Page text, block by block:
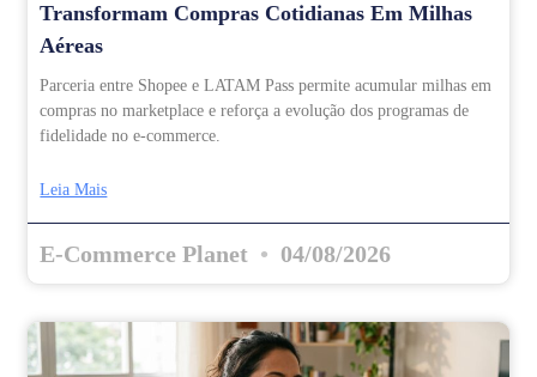
Transformam Compras Cotidianas Em Milhas
Aéreas
Parceria entre Shopee e LATAM Pass permite acumular milhas em
compras no marketplace e reforça a evolução dos programas de
fidelidade no e-commerce.
Leia Mais
E-Commerce Planet 04/08/2026